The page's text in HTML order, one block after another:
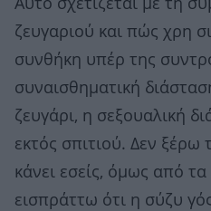
Αυτό σχετίζεται με τη
ζευγαριού και πώς χρη
συνθήκη υπέρ της
συναισθηματική
ζευγάρι, η σεξουαλική
εκτός σπιτιού. Δεν ξέρω
κάνει εσείς, όμως από
εισπράττω ότι η σύζυ